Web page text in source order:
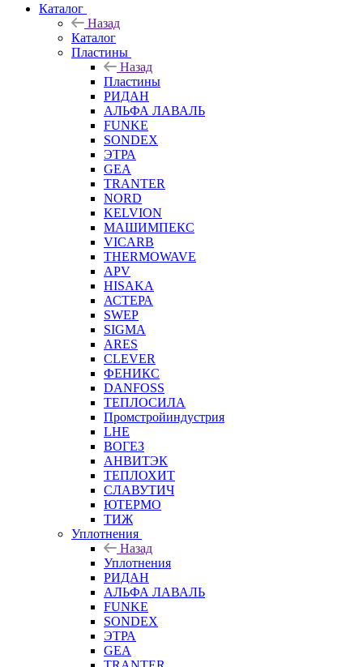
Каталог
Назад
Каталог
Пластины
Назад
Пластины
РИДАН
АЛЬФА ЛАВАЛЬ
FUNKE
SONDEX
ЭТРА
GEA
TRANTER
NORD
KELVION
МАШИМПЕКС
VICARB
THERMOWAVE
APV
HISAKA
АСТЕРА
SWEP
SIGMA
ARES
CLEVER
ФЕНИКС
DANFOSS
ТЕПЛОСИЛА
Промстройиндустрия
LHE
ВОГЕЗ
АНВИТЭК
ТЕПЛОХИТ
СЛАВУТИЧ
ЮТЕРМО
ТИЖ
Уплотнения
Назад
Уплотнения
РИДАН
АЛЬФА ЛАВАЛЬ
FUNKE
SONDEX
ЭТРА
GEA